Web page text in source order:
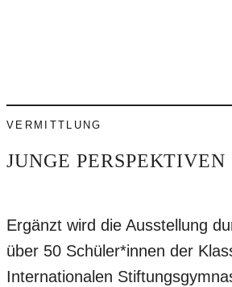
VERMITTLUNG
JUNGE PERSPEKTIVEN
Ergänzt wird die Ausstellung
über 50 Schüler*innen der
Internationalen